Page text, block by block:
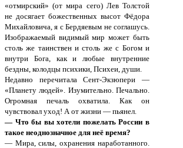
«отмирский» (от мира сего) Лев Толстой
не досягает божественных высот Фёдора
Михайловича, я с Бердяевым не соглашусь.
Изображаемый видимый мир может быть
столь же таинствен и столь же с Богом и
внутри Бога, как и любые внутренние
бездны, колодцы психики, Психеи, души.
Недавно перечитала Сент-Экзюпери —
«Планету людей». Изумительно. Печально.
Огромная печаль охватила. Как он
чувствовал уход! А от жизни — пьянел.
— Что бы вы хотели пожелать России в
такое неоднозначное для неё время?
— Мира, силы, охранения наработанного.